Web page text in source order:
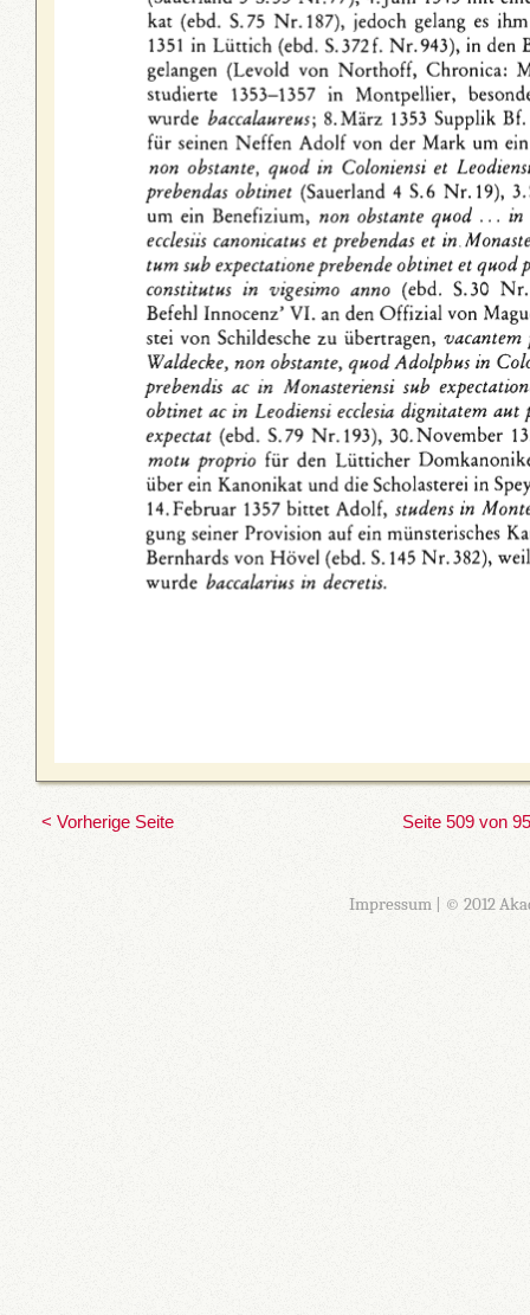
< Vorherige Seite Seite 509 von
Impressum| © 2012